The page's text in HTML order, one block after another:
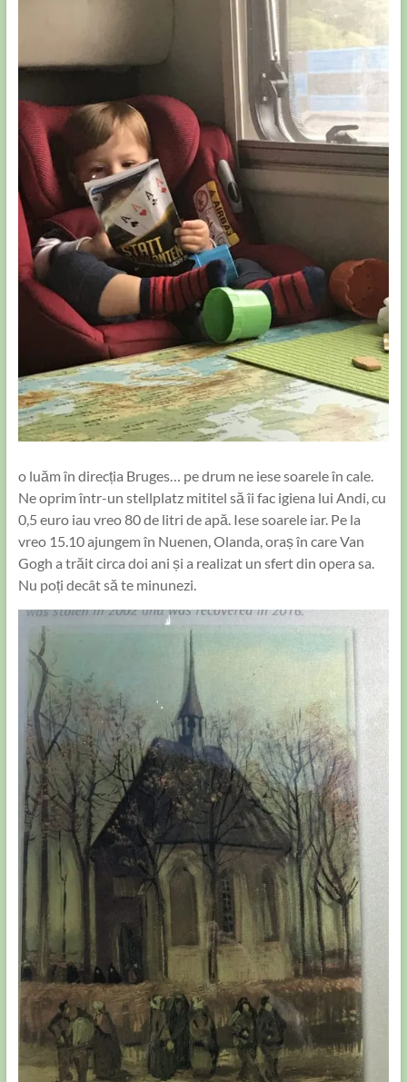
o luăm în direcția Bruges… pe drum ne iese soarele în cale.
Ne oprim într-un stellplatz mititel să îi fac igiena lui Andi, cu
0,5 euro iau vreo 80 de litri de apă. Iese soarele iar. Pe la
vreo 15.10 ajungem în Nuenen, Olanda, oraș în care Van
Gogh a trăit circa doi ani și a realizat un sfert din opera sa.
Nu poți decât să te minunezi.